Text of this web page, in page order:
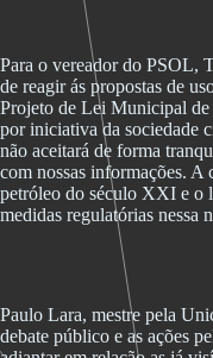
Para o vereador do PSOL,
de reagir ás propostas de
Projeto de Lei Municipal de
por iniciativa da sociedade
não aceitará de forma
com nossas informações. A
petróleo do século XXI e o
medidas regulatórias nessa
Paulo Lara, mestre pela
debate público e as ações